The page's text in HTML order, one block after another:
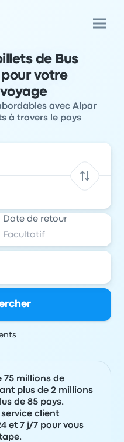
de Bus
pour votre
avec Alpar
à travers le pays
Date de retour
75 millions de
plus de 2 millions
de 85 pays.
client
et 7 j/7 pour vous